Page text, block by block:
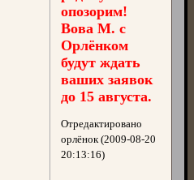
опозорим!
Вова М. с
Орлёнком
будут ждать
ваших заявок
до 15 августа.
Отредактировано
орлёнок (2009-08-20
20:13:16)